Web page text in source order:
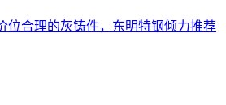
位合理的灰铸件，东明特钢倾力推荐